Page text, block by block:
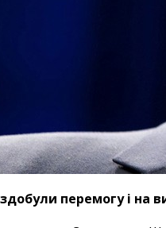
перемогу і на